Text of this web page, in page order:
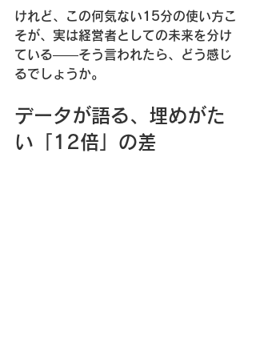
けれど、この何気ない15分の使い方こ
そが、実は経営者としての未来を分け
ている——そう言われたら、どう感じ
るでしょうか。
データが語る、埋めがた
い「12倍」の差